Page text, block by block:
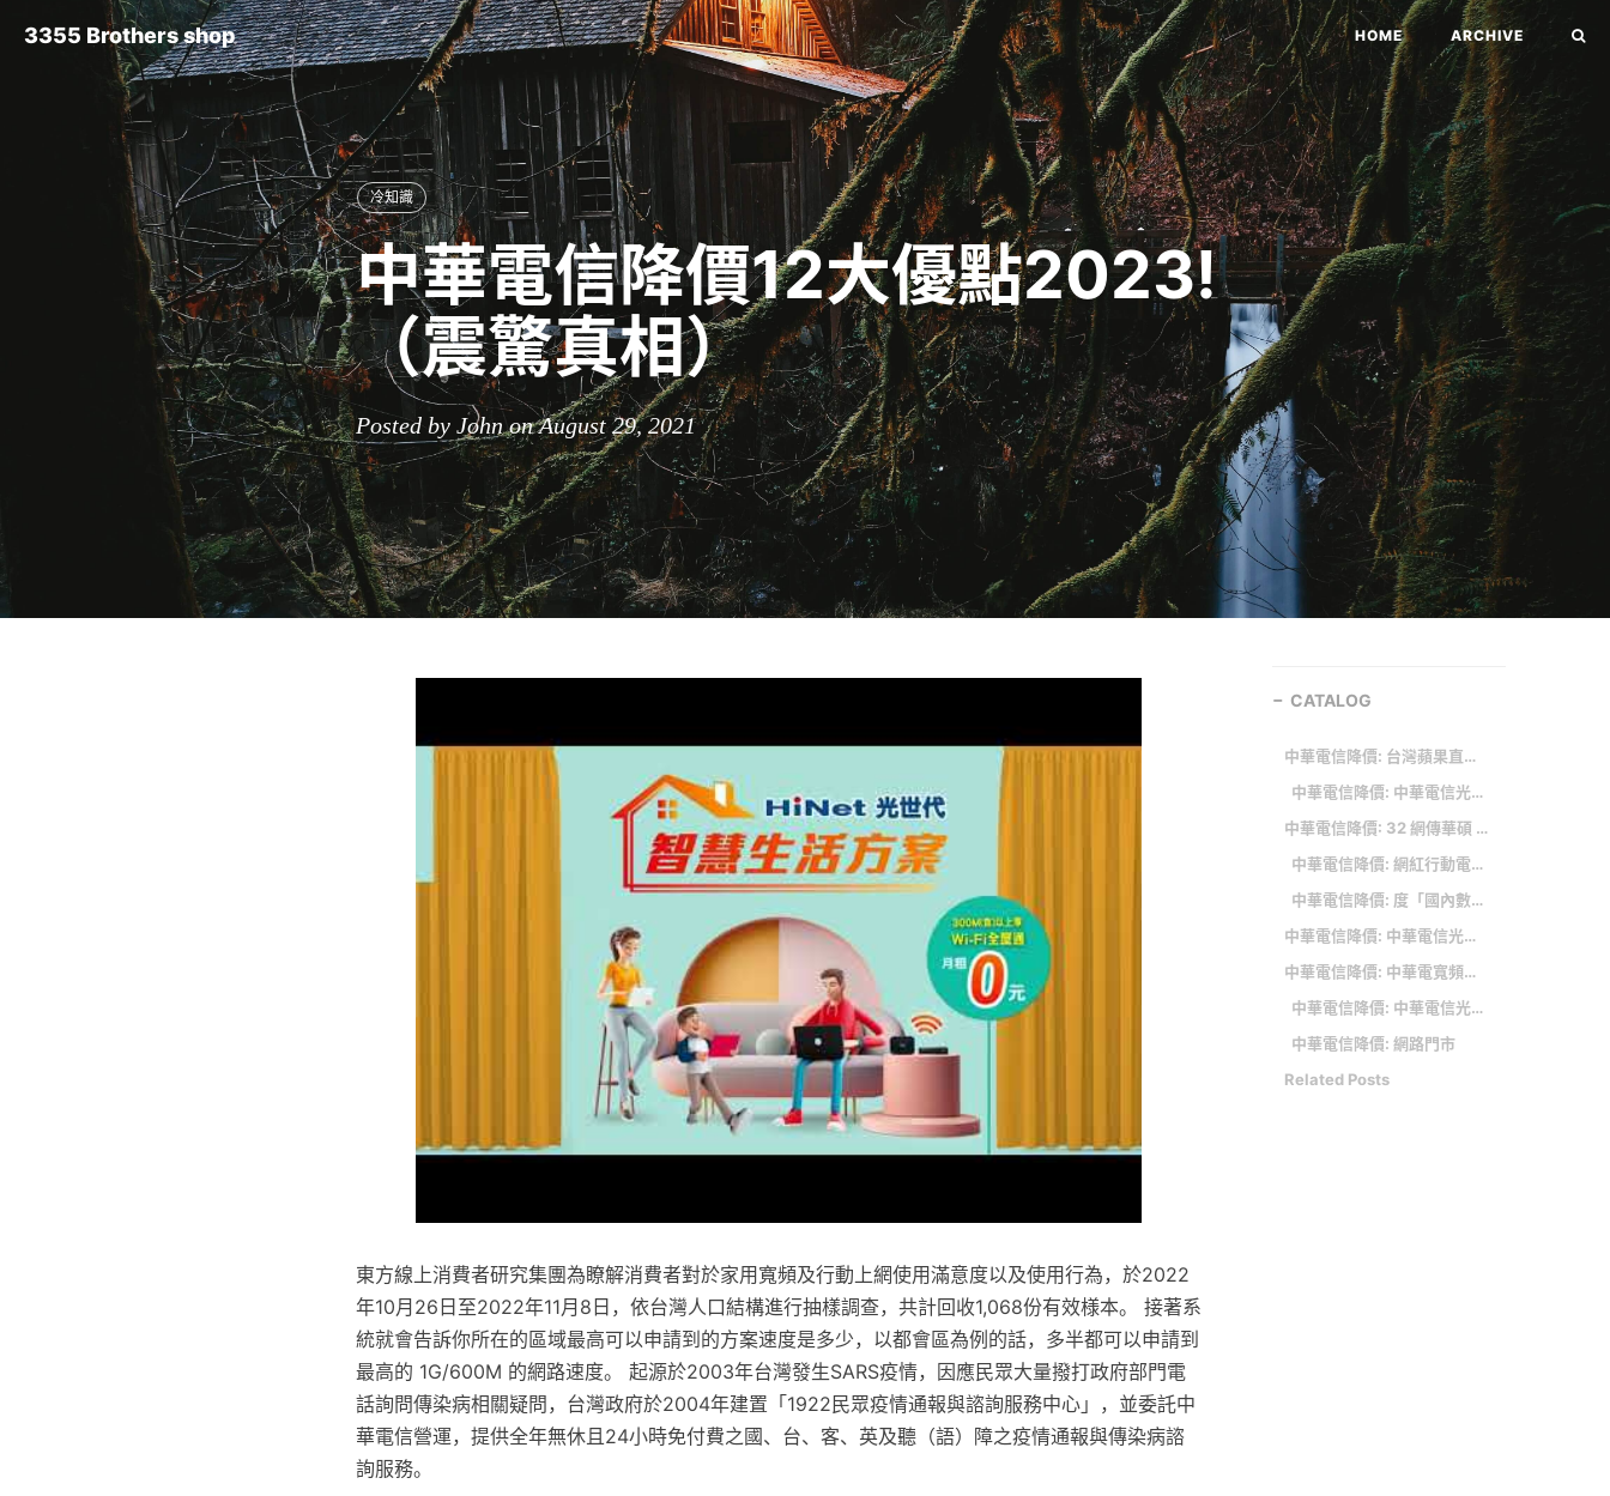
3355 Brothers shop HOME ARCHIVE
冷知識
中華電信降價12大優點2023!
（震驚真相）
Posted by John on August 29, 2021
東方線上消費者研究集團為瞭解消費者對於家用寬頻及行動上網使用滿意度以及使用行為，於2022
年10月26日至2022年11月8日，依台灣人口結構進行抽樣調查，共計回收1,068份有效様本。 接著系
統就會告訴你所在的區域最高可以申請到的方案速度是多少，以都會區為例的話，多半都可以申請到
最高的 1G/600M 的網路速度。 起源於2003年台灣發生SARS疫情，因應民眾大量撥打政府部門電
話詢問傳染病相關疑問，台灣政府於2004年建置「1922民眾疫情通報與諮詢服務中心」，並委託中
華電信營運，提供全年無休且24小時免付費之國、台、客、英及聽（語）障之疫情通報與傳染病諮
詢服務。
CATALOG
中華電信降價: 台灣蘋果直營店哪一家較好？1原因讚這分店「宛如回娘家」眾人點頭
中華電信降價: 中華電信光世代月租降價！4 月起啟用新費率
中華電信降價: 32 網傳華碩 Zenfone 手機產線將停產 公司今緊急回應
中華電信降價: 網紅行動電源爆炸 業者宣布「二組序號」消費者可免費換新
中華電信降價: 度「國內數據電路批發價」資費調降公告
中華電信降價: 中華電信光世代四月起調降費用 月租費調降1到2元
中華電信降價: 中華電寬頻牌價調降最多省500元 最快明年初生效4.6萬戶受惠
中華電信降價: 中華電信光世代「1平價方案」悄降價超佛心！圖解3上網價格、注意2眉角才有優惠價
中華電信降價: 網路門市
Related Posts